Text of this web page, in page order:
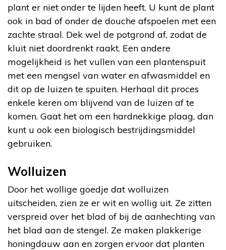
plant er niet onder te lijden heeft. U kunt de plant
ook in bad of onder de douche afspoelen met een
zachte straal. Dek wel de potgrond af, zodat de
kluit niet doordrenkt raakt. Een andere
mogelijkheid is het vullen van een plantenspuit
met een mengsel van water en afwasmiddel en
dit op de luizen te spuiten. Herhaal dit proces
enkele keren om blijvend van de luizen af te
komen. Gaat het om een hardnekkige plaag, dan
kunt u ook een biologisch bestrijdingsmiddel
gebruiken.
Wolluizen
Door het wollige goedje dat wolluizen
uitscheiden, zien ze er wit en wollig uit. Ze zitten
verspreid over het blad of bij de aanhechting van
het blad aan de stengel. Ze maken plakkerige
honingdauw aan en zorgen ervoor dat planten